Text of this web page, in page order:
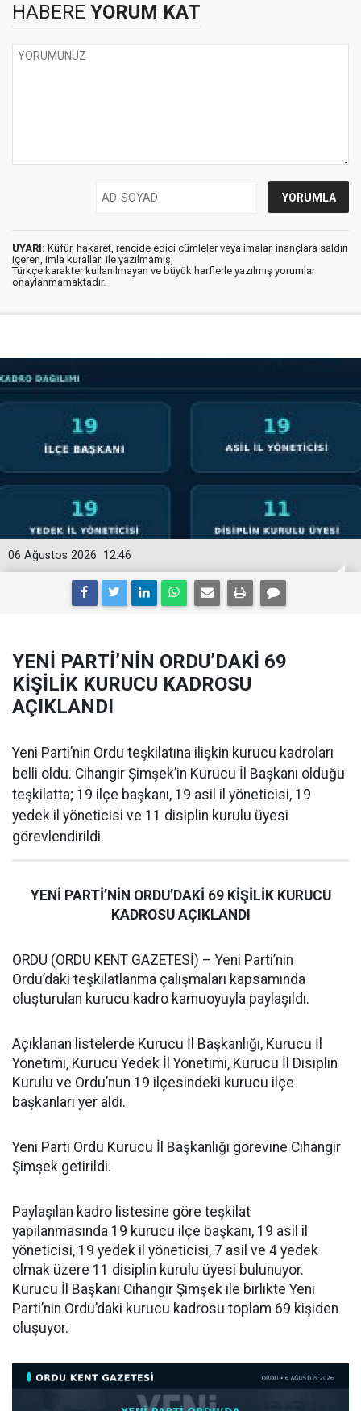
HABERE YORUM KAT
UYARI: Küfür, hakaret, rencide edici cümleler veya imalar, inançlara saldırı
içeren, imla kuralları ile yazılmamış,
Türkçe karakter kullanılmayan ve büyük harflerle yazılmış yorumlar
onaylanmamaktadır.
12:46
06 Ağustos 2026
YENİ PARTİ’NİN ORDU’DAKİ 69
KİŞİLİK KURUCU KADROSU
AÇIKLANDI
Yeni Parti’nin Ordu teşkilatına ilişkin kurucu kadroları
belli oldu. Cihangir Şimşek’in Kurucu İl Başkanı olduğu
teşkilatta; 19 ilçe başkanı, 19 asil il yöneticisi, 19
yedek il yöneticisi ve 11 disiplin kurulu üyesi
görevlendirildi.
YENİ PARTİ’NİN ORDU’DAKİ 69 KİŞİLİK KURUCU
KADROSU AÇIKLANDI
ORDU (ORDU KENT GAZETESİ) – Yeni Parti’nin
Ordu’daki teşkilatlanma çalışmaları kapsamında
oluşturulan kurucu kadro kamuoyuyla paylaşıldı.
Açıklanan listelerde Kurucu İl Başkanlığı, Kurucu İl
Yönetimi, Kurucu Yedek İl Yönetimi, Kurucu İl Disiplin
Kurulu ve Ordu’nun 19 ilçesindeki kurucu ilçe
başkanları yer aldı.
Yeni Parti Ordu Kurucu İl Başkanlığı görevine Cihangir
Şimşek getirildi.
Paylaşılan kadro listesine göre teşkilat
yapılanmasında 19 kurucu ilçe başkanı, 19 asil il
yöneticisi, 19 yedek il yöneticisi, 7 asil ve 4 yedek
olmak üzere 11 disiplin kurulu üyesi bulunuyor.
Kurucu İl Başkanı Cihangir Şimşek ile birlikte Yeni
Parti’nin Ordu’daki kurucu kadrosu toplam 69 kişiden
oluşuyor.